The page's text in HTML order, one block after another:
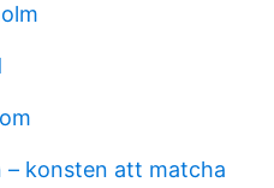
– konsten att matcha